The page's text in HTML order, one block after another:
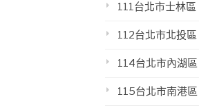
111台北市士林區
112台北市北投區
114台北市內湖區
115台北市南港區